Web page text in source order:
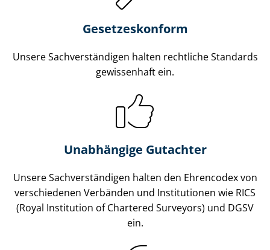
Gesetzes­konform
Unsere Sach­ver­stän­di­gen halten rechtliche Standards
gewissenhaft ein.
Unabhängige Gutachter
Unsere Sach­ver­stän­di­gen halten den Ehrencodex von
verschiedenen Verbänden und Institutionen wie RICS
(Royal Institution of Chartered Surveyors) und DGSV
ein.